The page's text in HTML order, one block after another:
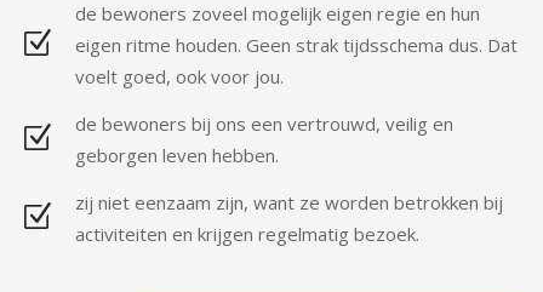
de bewoners zoveel mogelijk eigen regie en hun
eigen ritme houden. Geen strak tijdsschema dus. Dat
voelt goed, ook voor jou.
de bewoners bij ons een vertrouwd, veilig en
geborgen leven hebben.
zij niet eenzaam zijn, want ze worden betrokken bij
activiteiten en krijgen regelmatig bezoek.